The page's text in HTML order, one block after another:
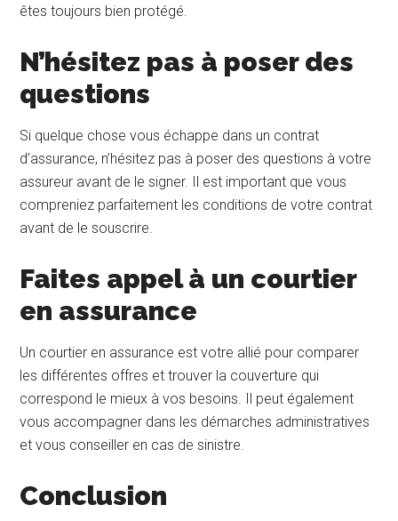
êtes toujours bien protégé.
N’hésitez pas à poser des
questions
Si quelque chose vous échappe dans un contrat
d’assurance, n’hésitez pas à poser des questions à votre
assureur avant de le signer. Il est important que vous
compreniez parfaitement les conditions de votre contrat
avant de le souscrire.
Faites appel à un courtier
en assurance
Un courtier en assurance est votre allié pour comparer
les différentes offres et trouver la couverture qui
correspond le mieux à vos besoins. Il peut également
vous accompagner dans les démarches administratives
et vous conseiller en cas de sinistre.
Conclusion